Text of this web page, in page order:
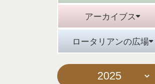
アーカイブス
ロータリアンの広場